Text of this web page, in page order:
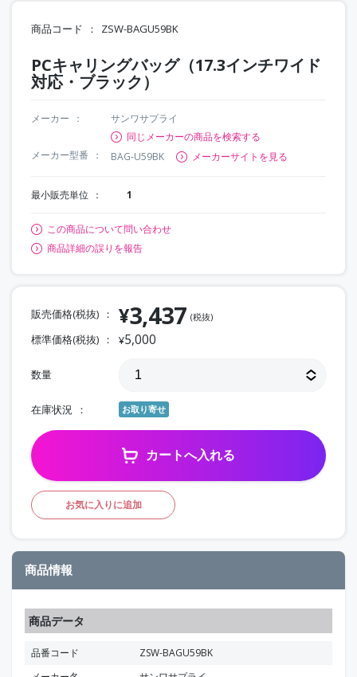
商品コード ZSW-BAGU59BK
PCキャリングバッグ（17.3インチワイド
対応・ブラック）
メーカー
サンワサプライ
同じメーカーの商品を検索する
メーカー型番
BAG-U59BK メーカーサイトを見る
最小販売単位 1
この商品について問い合わせ
商品詳細の誤りを報告
販売価格(税抜) ¥3,437 (税抜)
標準価格(税抜) ¥5,000
数量
在庫状況 お取り寄せ
カートへ入れる
お気に入りに追加
商品情報
商品データ
品番コード
ZSW-BAGU59BK